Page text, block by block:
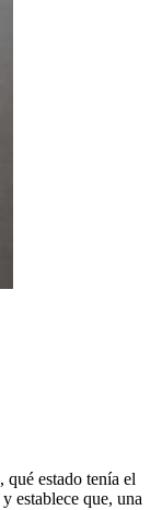
, qué estado tenía el
establece que, una